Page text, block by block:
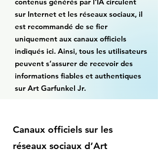
sur Internet et les réseaux sociaux, il
est recommandé de se fier
uniquement aux canaux officiels
indiqués ici. Ainsi, tous les utilisateurs
peuvent s’assurer de recevoir des
informations fiables et authentiques
sur Art Garfunkel Jr.
Canaux officiels sur les
réseaux sociaux d’Art